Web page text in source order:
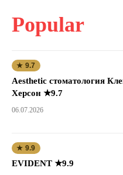
Popular
★ 9.7
Aesthetic стоматология
Херсон ★9.7
06.07.2026
★ 9.9
EVIDENT ★9.9